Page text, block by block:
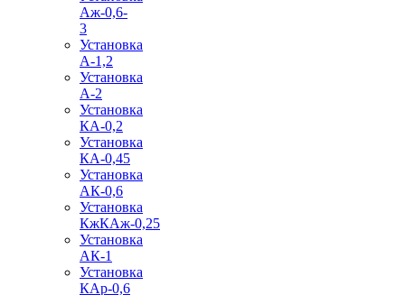
Аж-0,6-
3
Установка
А-1,2
Установка
А-2
Установка
КА-0,2
Установка
КА-0,45
Установка
АК-0,6
Установка
КжКАж-0,25
Установка
АК-1
Установка
КАр-0,6